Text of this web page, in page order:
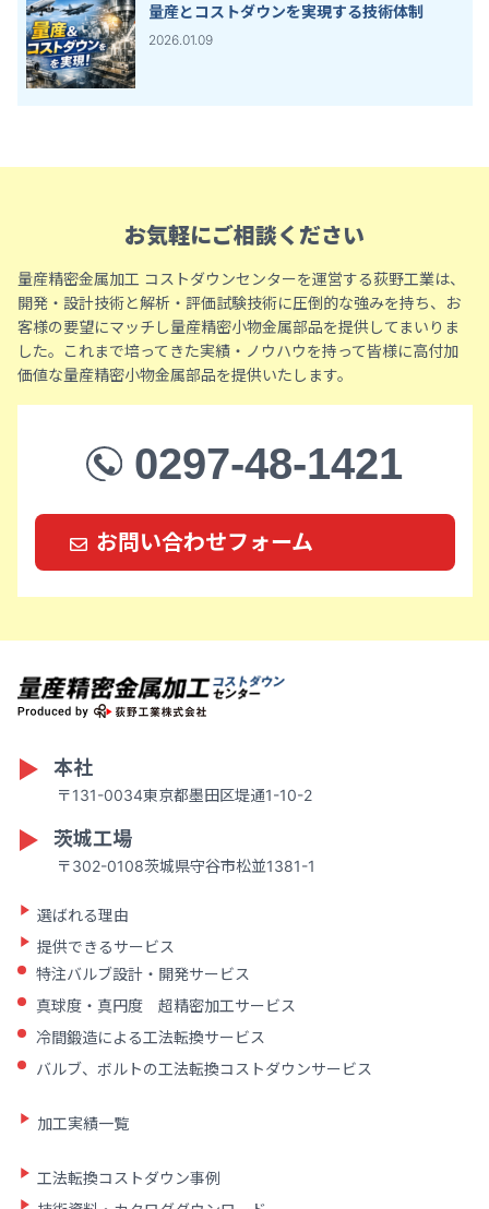
量産とコストダウンを実現する技術体制
2026.01.09
お気軽にご相談ください
量産精密金属加工 コストダウンセンターを運営する荻野工業は、
開発・設計技術と解析・評価試験技術に圧倒的な強みを持ち、お
客様の要望にマッチし量産精密小物金属部品を提供してまいりま
した。これまで培ってきた実績・ノウハウを持って皆様に高付加
価値な量産精密小物金属部品を提供いたします。
0297-48-1421
お問い合わせフォーム
本社
〒131-0034東京都墨田区堤通1-10-2
茨城工場
〒302-0108茨城県守谷市松並1381-1
選ばれる理由
提供できるサービス
特注バルブ設計・開発サービス
真球度・真円度 超精密加工サービス
冷間鍛造による工法転換サービス
バルブ、ボルトの工法転換コストダウンサービス
加工実績一覧
工法転換コストダウン事例